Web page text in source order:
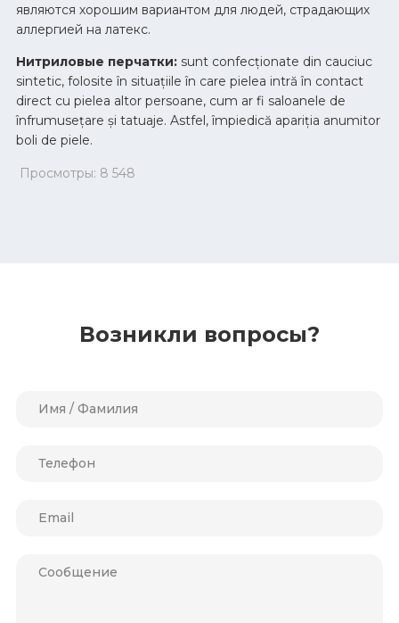
являются хорошим вариантом для людей, страдающих
аллергией на латекс.
Нитриловые перчатки: sunt confecționate din cauciuc
sintetic, folosite în situațiile în care pielea intră în contact
direct cu pielea altor persoane, cum ar fi saloanele de
înfrumusețare și tatuaje. Astfel, împiedică apariția anumitor
boli de piele.
Просмотры: 8 548
Возникли вопросы?